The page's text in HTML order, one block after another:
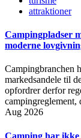
attraktioner
Campingpladser
moderne
Campingbranchen
markedsandele til
opfordrer derfor
campingreglement,
Aug 2026
Camping har ikke